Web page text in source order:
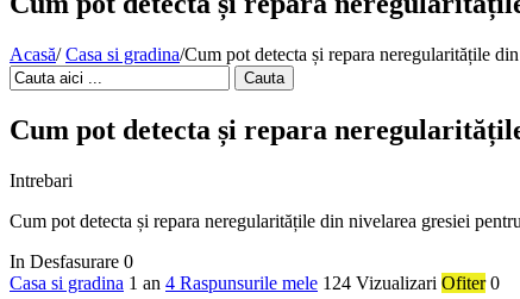
Acasă/ Casa si gradina/Cum pot detecta și repara neregularitățile
Cauta
Cum pot detecta și repara
Intrebari
Cum pot detecta și repara neregularitățile din nivelarea gresiei
In Desfasurare 0
Casa si gradina 1 an 4 Raspunsurile mele 124 Vizualizari Ofiter 0